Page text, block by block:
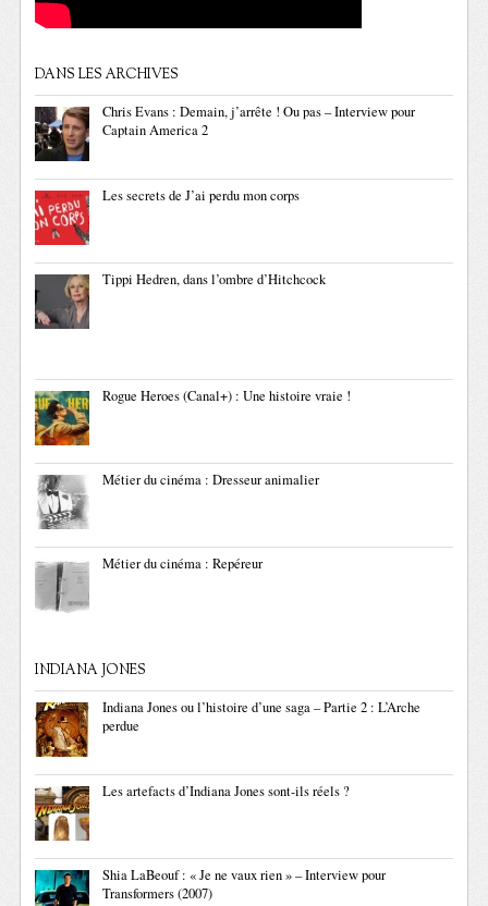
DANS LES ARCHIVES
Chris Evans : Demain, j’arrête ! Ou pas – Interview pour
Captain America 2
Les secrets de J’ai perdu mon corps
Tippi Hedren, dans l’ombre d’Hitchcock
Rogue Heroes (Canal+) : Une histoire vraie !
Métier du cinéma : Dresseur animalier
Métier du cinéma : Repéreur
INDIANA JONES
Indiana Jones ou l’histoire d’une saga – Partie 2 : L’Arche
perdue
Les artefacts d’Indiana Jones sont-ils réels ?
Shia LaBeouf : « Je ne vaux rien » – Interview pour
Transformers (2007)